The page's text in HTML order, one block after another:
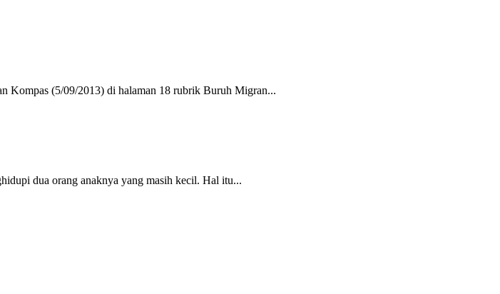
Kompas (5/09/2013) di halaman 18 rubrik Buruh Migran...
dua orang anaknya yang masih kecil. Hal itu...